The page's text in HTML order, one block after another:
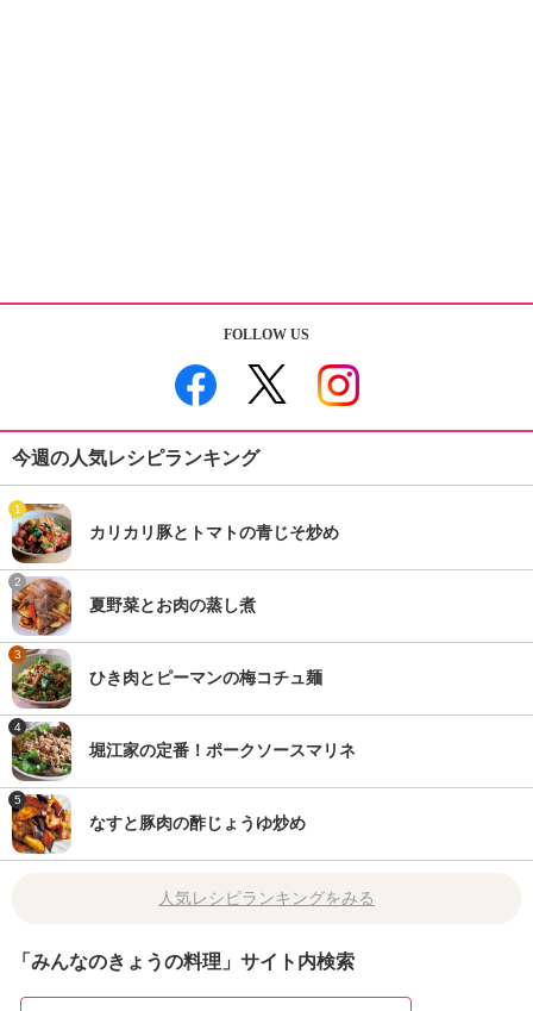
FOLLOW US
今週の人気レシピランキング
1
カリカリ豚とトマトの青じそ炒め
2
夏野菜とお肉の蒸し煮
3
ひき肉とピーマンの梅コチュ麺
4
堀江家の定番！ポークソースマリネ
5
なすと豚肉の酢じょうゆ炒め
人気レシピランキングをみる
「みんなのきょうの料理」サイト内検索